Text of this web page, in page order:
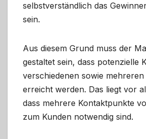
selbstverständlich das
sein.
Aus diesem Grund muss der
gestaltet sein, dass potenzielle
verschiedenen sowie mehreren
erreicht werden. Das liegt vor
dass mehrere Kontaktpunkte
zum Kunden notwendig sind.